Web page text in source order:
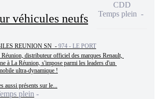
véhicules neufs
REUNION SN - 974 - LE PORT
distributeur officiel des marques Renault,
à La Réunion, s'impose parmi les leaders d'un
ultra-dynamique !
aussi présents sur le...
plein
CDD
Temps plein